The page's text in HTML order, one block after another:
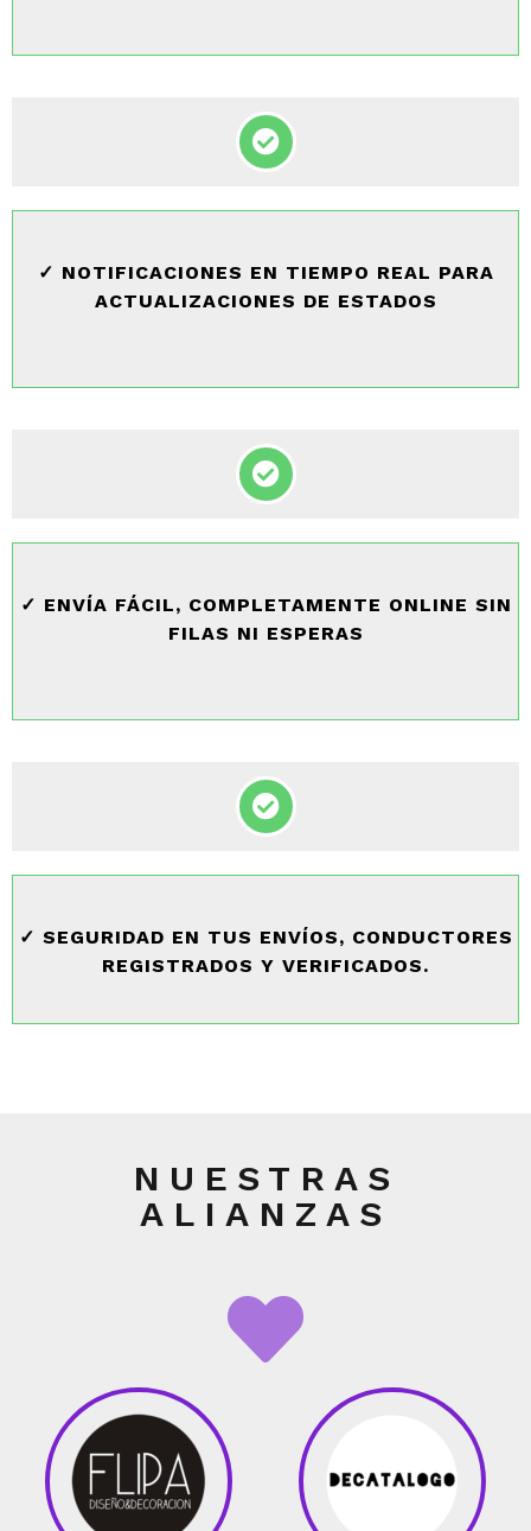
✓ NOTIFICACIONES EN TIEMPO REAL PARA
ACTUALIZACIONES DE ESTADOS
✓ ENVÍA FÁCIL, COMPLETAMENTE ONLINE SIN
FILAS NI ESPERAS
✓ SEGURIDAD EN TUS ENVÍOS, CONDUCTORES
REGISTRADOS Y VERIFICADOS.
NUESTRAS
ALIANZAS